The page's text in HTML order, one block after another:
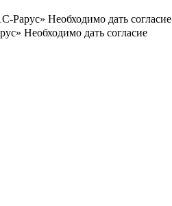
Рарус» Необходимо дать согласие
Необходимо дать согласие